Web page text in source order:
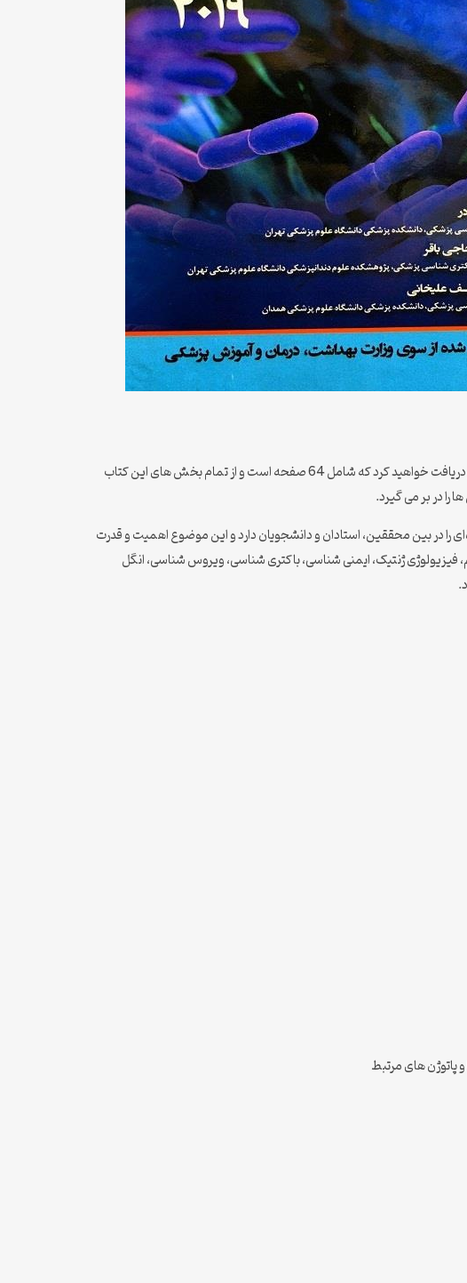
دانلود نسخه pdf کتاب باکتری شناسی جاوتز pdf با ترجمه فارسی ، به همراه این کتاب یک نسخه فایل چکیده و خلاصه از این کتاب نیز دریافت خواهید کرد که شامل 64 صفحه است و از تمام بخش های این کتاب
را در بر می گیرد.
را در بین محققین، استادان و دانشجویان دارد و این موضوع اهمیت و قدرت
فیزیولوژی ژنتیک، ایمنی شناسی، باکتری شناسی، ویروس شناسی، انگل